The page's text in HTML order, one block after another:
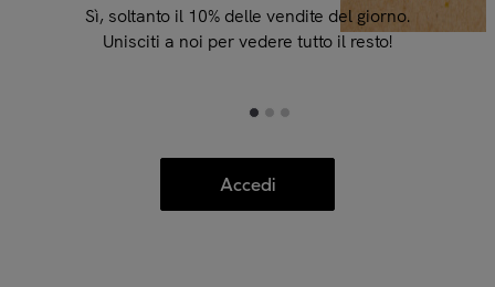
Sì, soltanto il 10% delle vendite del giorno.
Unisciti a noi per vedere tutto il resto!
Accedi